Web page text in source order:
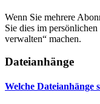
Wenn Sie mehrere
Sie dies im
verwalten“ machen.
Dateianhänge
Welche Dateianhänge